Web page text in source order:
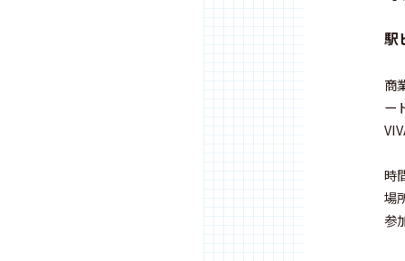
駅
商
ー
時
場
参